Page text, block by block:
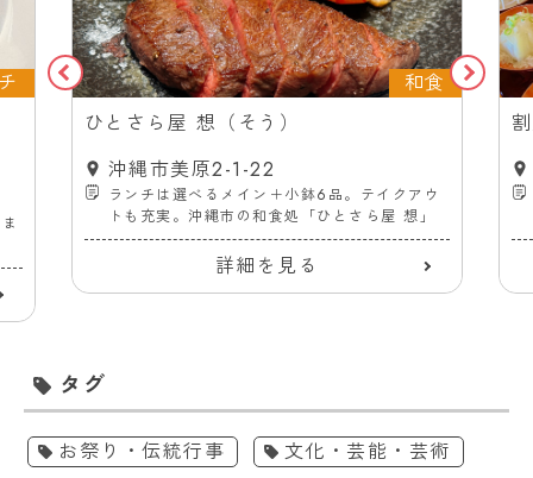
和食
ひとさら屋 想（そう）
沖縄市美原2-1-22
ランチは選べるメイン＋小鉢6品。テイクアウ
トも充実。沖縄市の和食処「ひとさら屋 想」
詳細を見る
タグ
お祭り・伝統行事
文化・芸能・芸術